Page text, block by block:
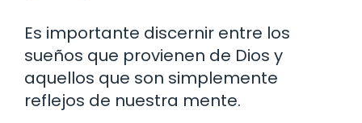
Es importante discernir entre los
sueños que provienen de Dios y
aquellos que son simplemente
reflejos de nuestra mente.